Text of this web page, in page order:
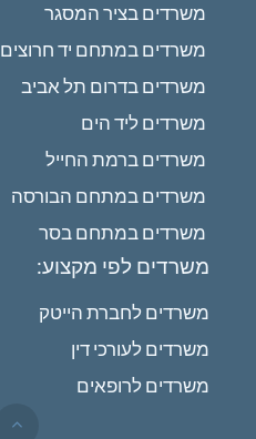
משרדים בציר המסגר
משרדים במתחם יד חרוצים
משרדים בדרום תל אביב
משרדים ליד הים
משרדים ברמת החייל
משרדים במתחם הבורסה
משרדים במתחם בסר
משרדים לפי מקצוע:
משרדים לחברת הייטק
משרדים לעורכי דין
משרדים לרופאים